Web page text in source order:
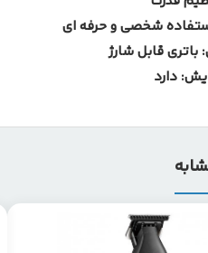
شخصی و حرفه ای
باتری قابل شارژ
دارد